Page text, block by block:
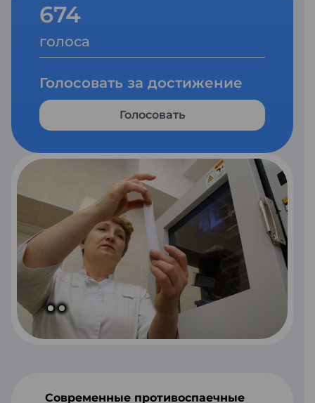
674
голоса
Голосовать за достижение
Голосовать
Современные противоспаечные